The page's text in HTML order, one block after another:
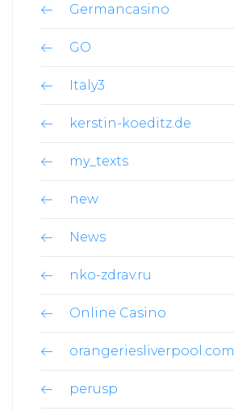
Germancasino
GO
Italy3
kerstin-koeditz.de
my_texts
new
News
nko-zdrav.ru
Online Casino
orangeriesliverpool.com
perusp